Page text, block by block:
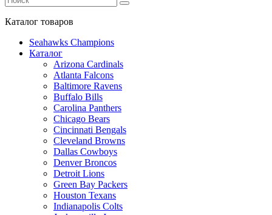
Каталог товаров
Seahawks Champions
Каталог
Arizona Cardinals
Atlanta Falcons
Baltimore Ravens
Buffalo Bills
Carolina Panthers
Chicago Bears
Cincinnati Bengals
Cleveland Browns
Dallas Cowboys
Denver Broncos
Detroit Lions
Green Bay Packers
Houston Texans
Indianapolis Colts